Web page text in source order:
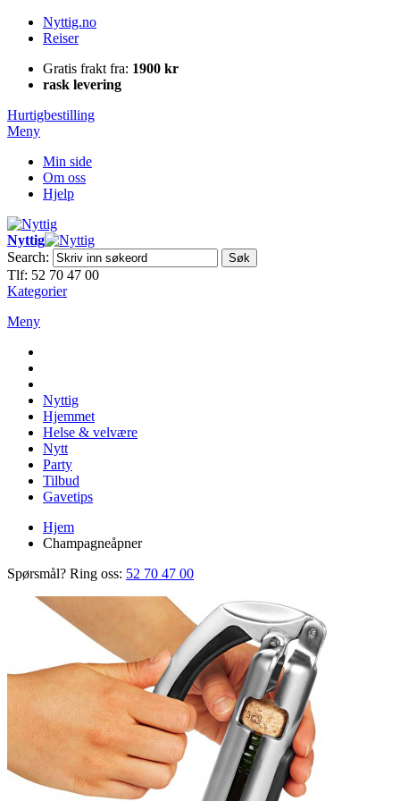
Nyttig.no
Reiser
Gratis frakt fra: 1900 kr
rask levering
Hurtigbestilling
Meny
Min side
Om oss
Hjelp
Nyttig
Search:
Søk
Tlf: 52 70 47 00
Kategorier
Meny
Nyttig
Hjemmet
Helse & velvære
Nytt
Party
Tilbud
Gavetips
Hjem
Champagneåpner
Spørsmål? Ring oss: 52 70 47 00